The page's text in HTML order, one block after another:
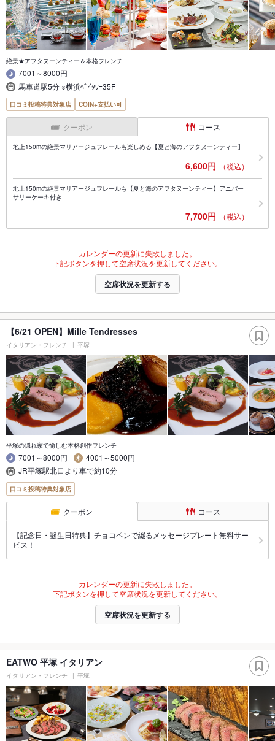
絶景★アフタヌーンティー＆本格フレンチ
7001～8000円
馬車道駅5分 ※横浜ﾍﾞｲﾀﾜｰ35F
口コミ投稿特典対象店 COIN+支払い可
クーポン コース
地上150mの絶景マリアージュフレールも楽しめる【夏と海のアフタヌーンティー】
6,600円 （税込）
地上150mの絶景マリアージュフレールも【夏と海のアフタヌーンティー】アニバー
サリーケーキ付き
7,700円 （税込）
カレンダーの更新に失敗しました。
下記ボタンを押して空席状況を更新してください。
空席状況を更新する
【6/21 OPEN】Mille Tendresses
イタリアン・フレンチ 平塚
平塚の隠れ家で愉しむ本格創作フレンチ
7001～8000円
4001～5000円
JR平塚駅北口より車で約10分
口コミ投稿特典対象店
クーポン コース
【記念日・誕生日特典】チョコペンで綴るメッセージプレート無料サー
ビス！
カレンダーの更新に失敗しました。
下記ボタンを押して空席状況を更新してください。
空席状況を更新する
EATWO 平塚 イタリアン
イタリアン・フレンチ 平塚